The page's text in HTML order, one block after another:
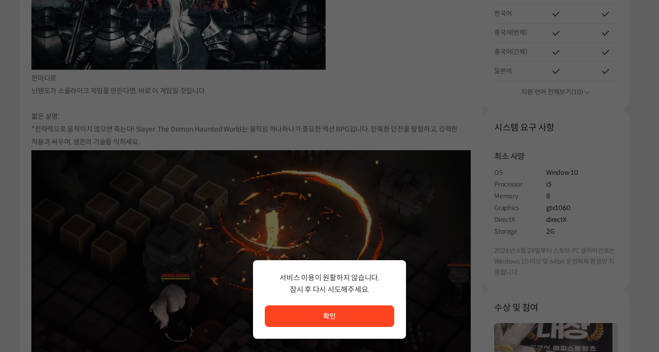
한마디로
닌텐도가 소울라이크 게임을 만든다면, 바로 이 게임일 것입니다.
짧은 설명:
"전략적으로 움직이지 않으면 죽는다! Slayer: The Demon Haunted World는 움직임 하나하나가 중요한 액션 RPG입니다. 잔혹한 던전을 탐험하고, 강력한
적들과 싸우며, 생존의 기술을 익히세요.
한국어
중국어(번체)
중국어(간체)
일본어
지원 언어 전체보기(10)
시스템 요구 사항
최소 사양
OS
Window 10
Processor
i5
Memory
8
Graphics
gtx1060
DirectX
directX
Storage
2G
2026년 6월 29일부터 스토브 PC 클라이언트는
Windows 10 이상 및 64bit 운영체제 환경만 지
원합니다.
수상 및 참여
서비스 이용이 원활하지 않습니다.
잠시 후 다시 시도해주세요.
확인